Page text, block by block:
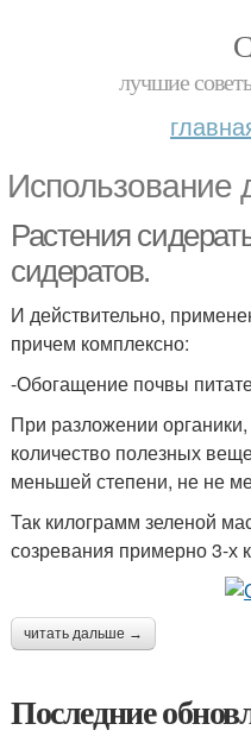
лучшие
Использование
Растения
сидератов.
И действительно,
причем комплексно:
-Обогащение почвы
При разложении органики,
количество полезных
меньшей степени, не не
Так килограмм зеленой
созревания примерно 3-х
читать дальше →
Последние